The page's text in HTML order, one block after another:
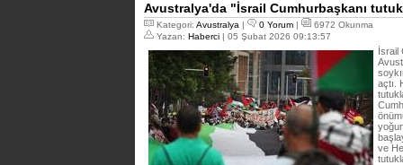
Avustralya'da "İsrail Cumhurbaşkanı
Kategori: Avustralya | 0 Yorum |
6972 Okunma
Yazan: Haberci | 05 Şubat 2026 09:13:57
İsrail
açtı.
ve